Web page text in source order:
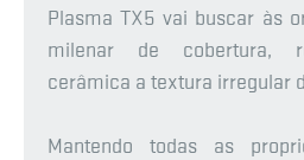
Plasma TX5 vai buscar às
milenar de cobertura,
cerâmica a textura irregular
Mantendo todas as